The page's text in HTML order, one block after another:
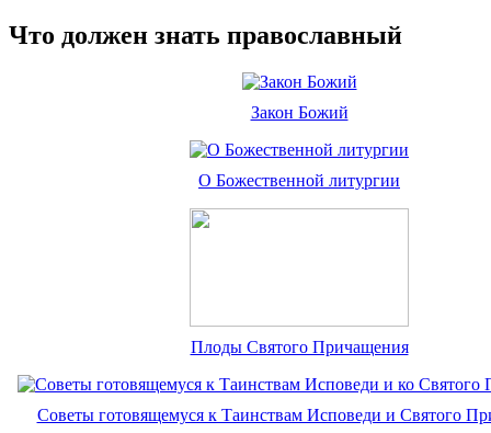
Что должен знать православный
Закон Божий
О Божественной литургии
Плоды Святого Причащения
Советы готовящемуся к Таинствам Исповеди и Святого